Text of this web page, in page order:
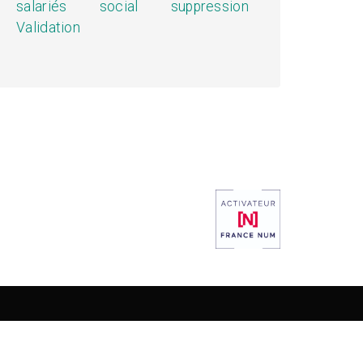
salariés social
suppression
Validation